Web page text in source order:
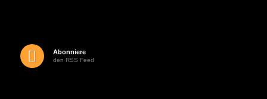
Abonniere
den RSS Feed